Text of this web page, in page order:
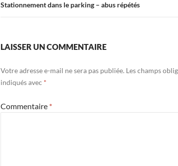
Stationnement dans le parking – abus répétés
LAISSER UN COMMENTAIRE
Votre adresse e-mail ne sera pas publiée. Les champs
indiqués avec *
Commentaire *